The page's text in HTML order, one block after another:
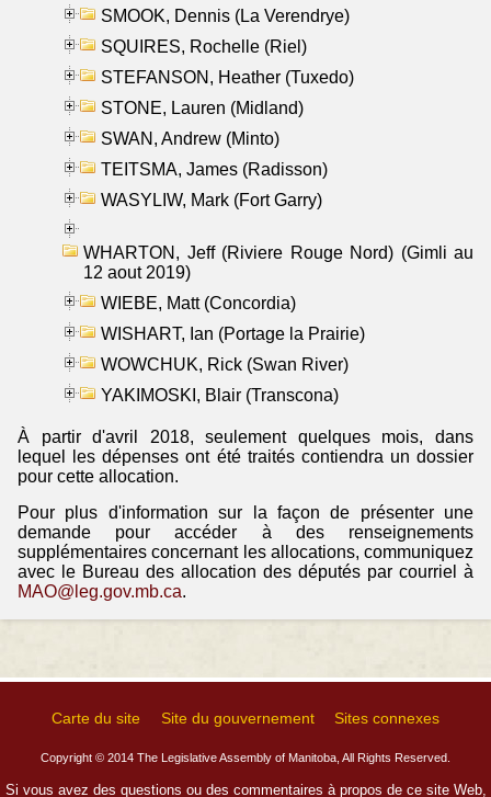
SMOOK, Dennis (La Verendrye)
SQUIRES, Rochelle (Riel)
STEFANSON, Heather (Tuxedo)
STONE, Lauren (Midland)
SWAN, Andrew (Minto)
TEITSMA, James (Radisson)
WASYLIW, Mark (Fort Garry)
WHARTON, Jeff (Riviere Rouge Nord) (Gimli au
12 aout 2019)
WIEBE, Matt (Concordia)
WISHART, Ian (Portage la Prairie)
WOWCHUK, Rick (Swan River)
YAKIMOSKI, Blair (Transcona)
À partir d'avril 2018, seulement quelques mois, dans
lequel les dépenses ont été traités contiendra un dossier
pour cette allocation.
Pour plus d'information sur la façon de présenter une
demande pour accéder à des renseignements
supplémentaires concernant les allocations, communiquez
avec le Bureau des allocation des députés par courriel à
MAO@leg.gov.mb.ca.
Carte du site Site du gouvernement Sites connexes
Copyright © 2014 The Legislative Assembly of Manitoba, All Rights Reserved.
Si vous avez des questions ou des commentaires à propos de ce site Web,